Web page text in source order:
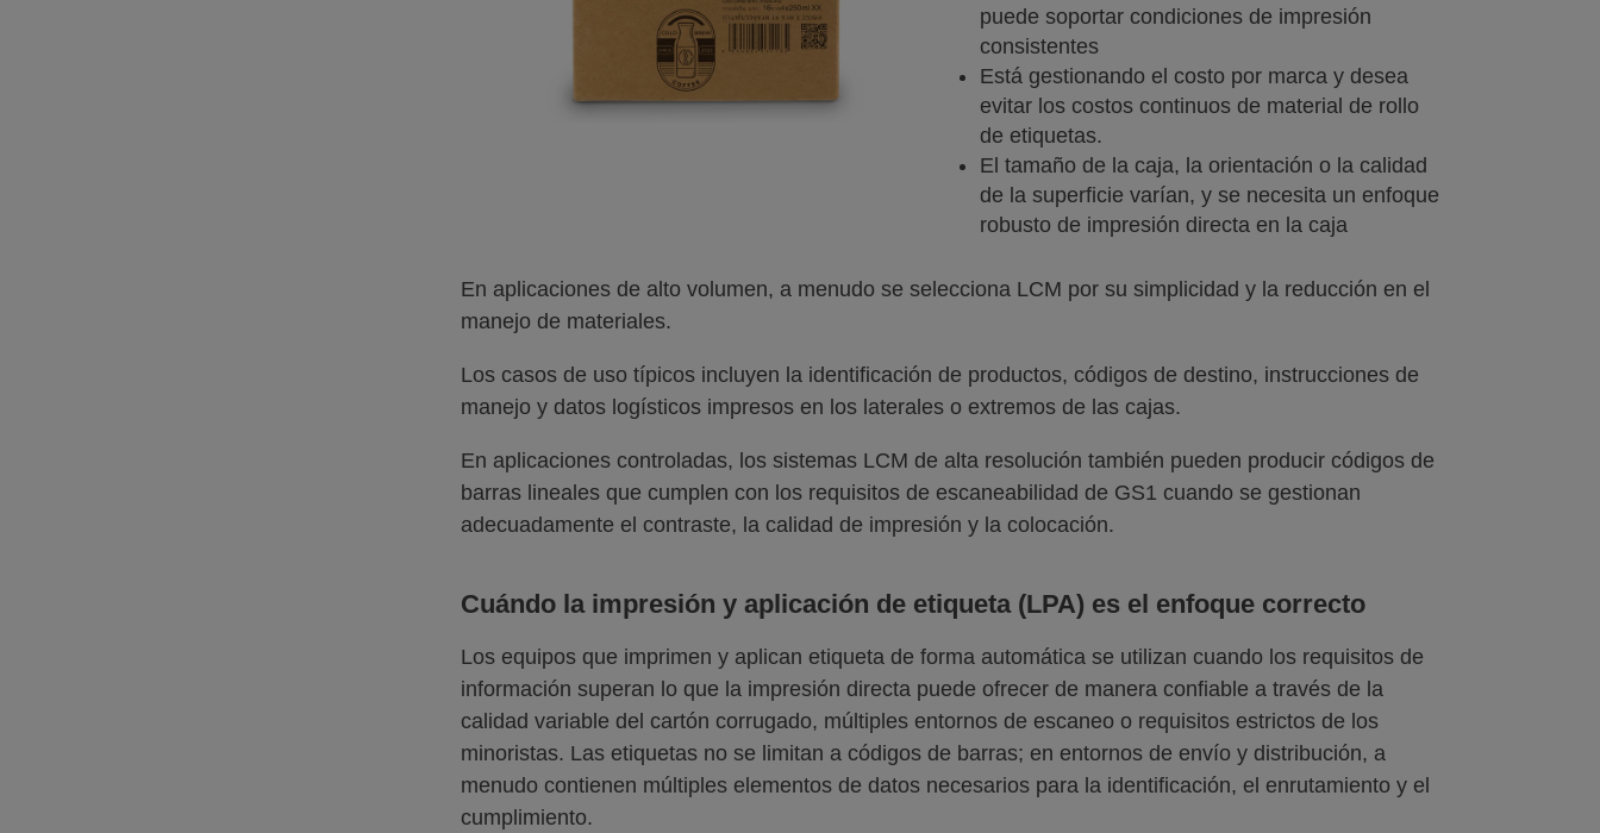
puede soportar condiciones de impresión
consistentes
Está gestionando el costo por marca y desea
evitar los costos continuos de material de rollo
de etiquetas.
El tamaño de la caja, la orientación o la calidad
de la superficie varían, y se necesita un enfoque
robusto de impresión directa en la caja
En aplicaciones de alto volumen, a menudo se selecciona LCM por su simplicidad y la reducción en el
manejo de materiales.
Los casos de uso típicos incluyen la identificación de productos, códigos de destino, instrucciones de
manejo y datos logísticos impresos en los laterales o extremos de las cajas.
En aplicaciones controladas, los sistemas LCM de alta resolución también pueden producir códigos de
barras lineales que cumplen con los requisitos de escaneabilidad de GS1 cuando se gestionan
adecuadamente el contraste, la calidad de impresión y la colocación.
Cuándo la impresión y aplicación de etiqueta (LPA) es el enfoque correcto
Los equipos que imprimen y aplican etiqueta de forma automática se utilizan cuando los requisitos de
información superan lo que la impresión directa puede ofrecer de manera confiable a través de la
calidad variable del cartón corrugado, múltiples entornos de escaneo o requisitos estrictos de los
minoristas. Las etiquetas no se limitan a códigos de barras; en entornos de envío y distribución, a
menudo contienen múltiples elementos de datos necesarios para la identificación, el enrutamiento y el
cumplimiento.